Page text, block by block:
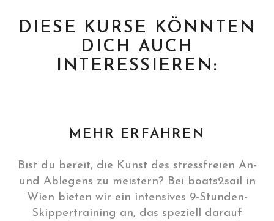
DIESE KURSE KÖNNTEN
DICH AUCH
INTERESSIEREN:
MEHR ERFAHREN
Bist du bereit, die Kunst des stressfreien An-
und Ablegens zu meistern? Bei boats2sail in
Wien bieten wir ein intensives 9-Stunden-
Skippertraining an, das speziell darauf